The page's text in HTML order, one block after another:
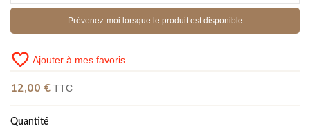
Prévenez-moi lorsque le produit est disponible
favorite_border Ajouter à mes favoris
12,00 € TTC
Quantité